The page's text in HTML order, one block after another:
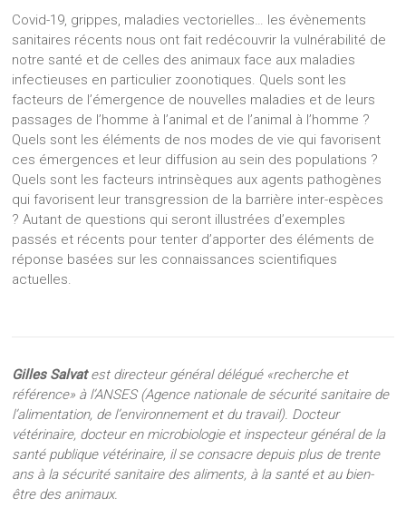
Covid-19, grippes, maladies vectorielles… les évènements
sanitaires récents nous ont fait redécouvrir la vulnérabilité de
notre santé et de celles des animaux face aux maladies
infectieuses en particulier zoonotiques. Quels sont les
facteurs de l’émergence de nouvelles maladies et de leurs
passages de l’homme à l’animal et de l’animal à l’homme ?
Quels sont les éléments de nos modes de vie qui favorisent
ces émergences et leur diffusion au sein des populations ?
Quels sont les facteurs intrinsèques aux agents pathogènes
qui favorisent leur transgression de la barrière inter-espèces
? Autant de questions qui seront illustrées d’exemples
passés et récents pour tenter d’apporter des éléments de
réponse basées sur les connaissances scientifiques
actuelles.
Gilles Salvatest directeur général délégué «recherche et
référence» à l’ANSES (Agence nationale de sécurité sanitaire de
l’alimentation, de l’environnement et du travail). Docteur
vétérinaire, docteur en microbiologie et inspecteur général de la
santé publique vétérinaire, il se consacre depuis plus de trente
ans à la sécurité sanitaire des aliments, à la santé et au bien-
être des animaux.